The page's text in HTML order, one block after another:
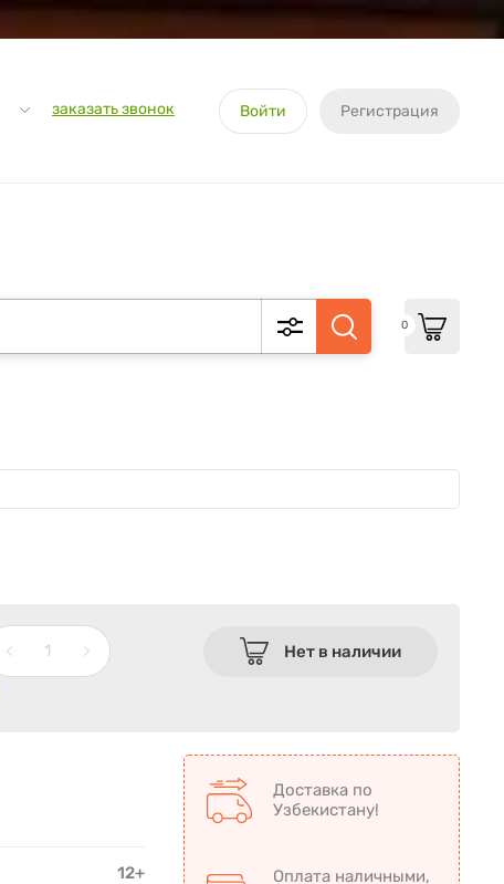
заказать звонок Войти Регистрация
0
Нет в наличии
12+
Доставка по
Узбекистану!
Оплата наличными,